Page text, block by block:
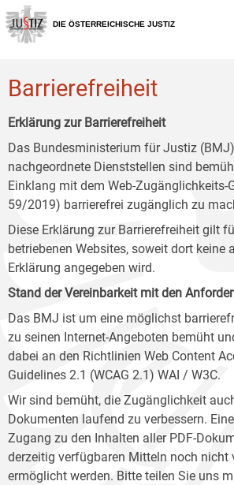
Zur
Hauptnavigation
[1]
Zum
Inhalt
[2]
Zum
Untermenü
[3]
DIE ÖSTERREICHISCHE JUSTIZ
Barrierefreiheit
Erklärung zur Barrierefreiheit
Das Bundesministerium für Justiz
nachgeordnete Dienststellen sind
Einklang mit dem Web-Zugänglichkeits-
59/2019) barrierefrei zugänglich zu
Diese Erklärung zur Barrierefreiheit gilt
betriebenen Websites, soweit dort keine
Erklärung angegeben wird.
Stand der Vereinbarkeit mit den
Das BMJ ist um eine möglichst
zu seinen Internet-Angeboten bemüht
dabei an den Richtlinien Web Content
Guidelines 2.1 (WCAG 2.1) WAI / W3C.
Wir sind bemüht, die Zugänglichkeit
Dokumenten laufend zu verbessern.
Zugang zu den Inhalten aller PDF-
derzeitig verfügbaren Mitteln noch nicht
ermöglicht werden. Bitte teilen Sie uns